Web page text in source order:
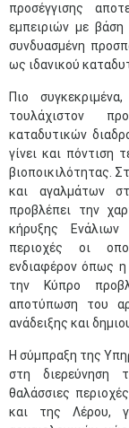
προσέγγισης
εμπειριών με
συνδυασμένη
ως ιδανικού
Πιο
τουλάχιστον
καταδυτικών
γίνει και
βιοποικιλότητας.
και αγαλμάτων
προβλέπει την
κήρυξης
περιοχές οι
ενδιαφέρον όπως
την Κύπρο
αποτύπωση του
ανάδειξης και
Η σύμπραξη της
στη διερεύνηση
θαλάσσιες
και της Λέρου,